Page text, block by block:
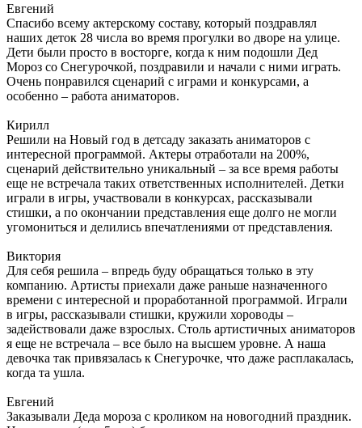
Евгений
Спасибо всему актерскому составу, который поздравлял
наших деток 28 числа во время прогулки во дворе на улице.
Дети были просто в восторге, когда к ним подошли Дед
Мороз со Снегурочкой, поздравили и начали с ними играть.
Очень понравился сценарий с играми и конкурсами, а
особенно – работа аниматоров.
Кирилл
Решили на Новый год в детсаду заказать аниматоров с
интересной программой. Актеры отработали на 200%,
сценарий действительно уникальный – за все время работы
еще не встречала таких ответственных исполнителей. Детки
играли в игры, участвовали в конкурсах, рассказывали
стишки, а по окончании представления еще долго не могли
угомониться и делились впечатлениями от представления.
Виктория
Для себя решила – впредь буду обращаться только в эту
компанию. Артисты приехали даже раньше назначенного
времени с интересной и проработанной программой. Играли
в игры, рассказывали стишки, кружили хороводы –
задействовали даже взрослых. Столь артистичных аниматоров
я еще не встречала – все было на высшем уровне. А наша
девочка так привязалась к Снегурочке, что даже расплакалась,
когда та ушла.
Евгений
Заказывали Деда мороза с кроликом на новогодний праздник.